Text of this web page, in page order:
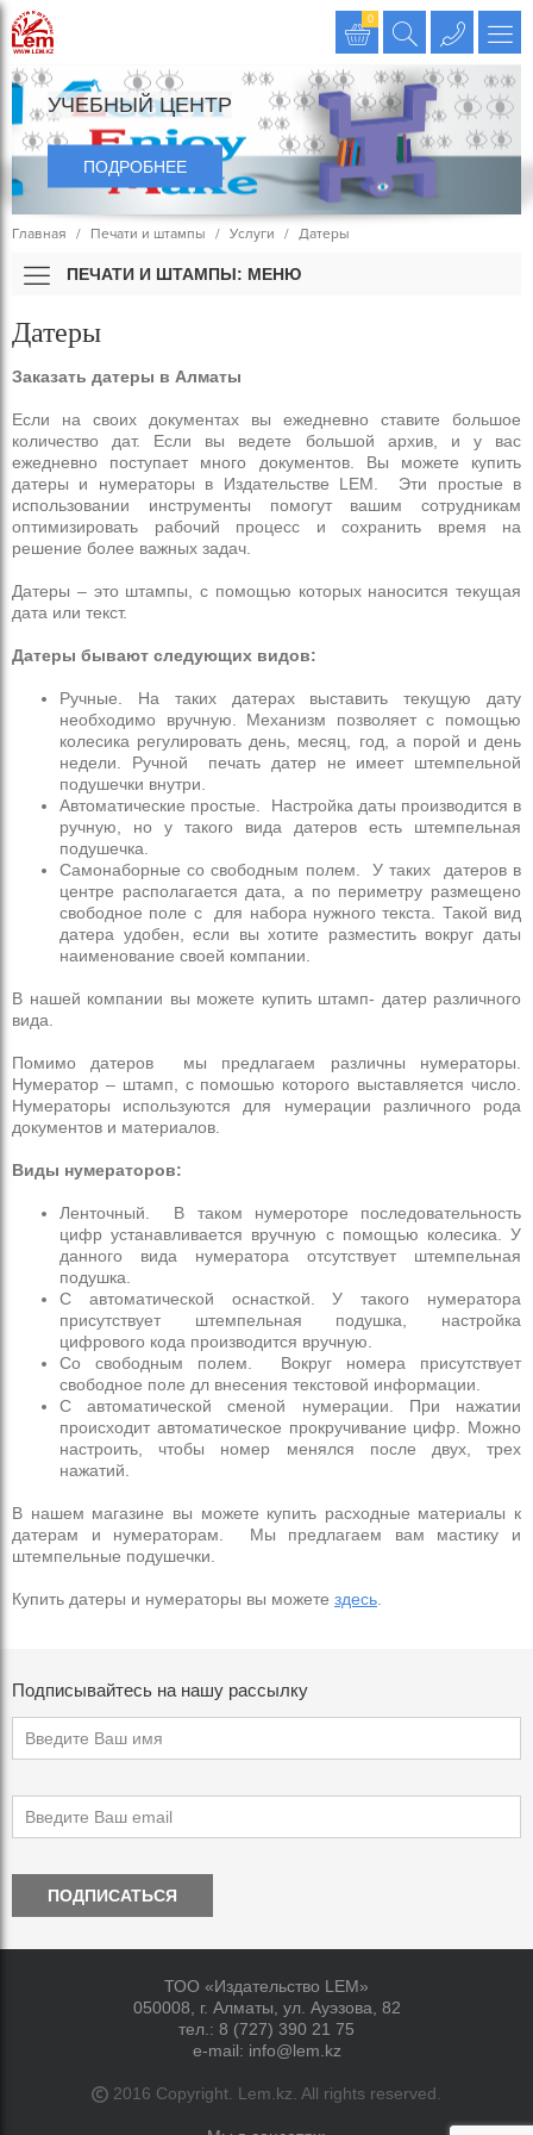
0
УЧЕБНЫЙ ЦЕНТР
ПОДРОБНЕЕ
Главная Печати и штампы Услуги Датеры
ПЕЧАТИ И ШТАМПЫ: МЕНЮ
Датеры
Заказать датеры в Алматы
Если на своих документах вы ежедневно ставите большое
количество дат. Если вы ведете большой архив, и у вас
ежедневно поступает много документов. Вы можете купить
датеры и нумераторы в Издательстве LEM. Эти простые в
использовании инструменты помогут вашим сотрудникам
оптимизировать рабочий процесс и сохранить время на
решение более важных задач.
Датеры – это штампы, с помощью которых наносится текущая
дата или текст.
Датеры бывают следующих видов:
Ручные. На таких датерах выставить текущую дату
необходимо вручную. Механизм позволяет с помощью
колесика регулировать день, месяц, год, а порой и день
недели. Ручной печать датер не имеет штемпельной
подушечки внутри.
Автоматические простые. Настройка даты производится в
ручную, но у такого вида датеров есть штемпельная
подушечка.
Самонаборные со свободным полем. У таких датеров в
центре располагается дата, а по периметру размещено
свободное поле с для набора нужного текста. Такой вид
датера удобен, если вы хотите разместить вокруг даты
наименование своей компании.
В нашей компании вы можете купить штамп- датер различного
вида.
Помимо датеров мы предлагаем различны нумераторы.
Нумератор – штамп, с помошью которого выставляется число.
Нумераторы используются для нумерации различного рода
документов и материалов.
Виды нумераторов:
Ленточный. В таком нумероторе последовательность
цифр устанавливается вручную с помощью колесика. У
данного вида нумератора отсутствует штемпельная
подушка.
С автоматической оснасткой. У такого нумератора
присутствует штемпельная подушка, настройка
цифрового кода производится вручную.
Со свободным полем. Вокруг номера присутствует
свободное поле дл внесения текстовой информации.
С автоматической сменой нумерации. При нажатии
происходит автоматическое прокручивание цифр. Можно
настроить, чтобы номер менялся после двух, трех
нажатий.
В нашем магазине вы можете купить расходные материалы к
датерам и нумераторам. Мы предлагаем вам мастику и
штемпельные подушечки.
Купить датеры и нумераторы вы можете здесь
Подписывайтесь на нашу рассылку
ПОДПИСАТЬСЯ
ТОО «Издательство LEM»
050008, г. Алматы, ул. Ауэзова, 82
тел.: 8 (727) 390 21 75
e-mail: info@lem.kz
2016 Copyright. Lem.kz. All rights reserved.